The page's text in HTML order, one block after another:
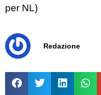
per NL)
Redazione